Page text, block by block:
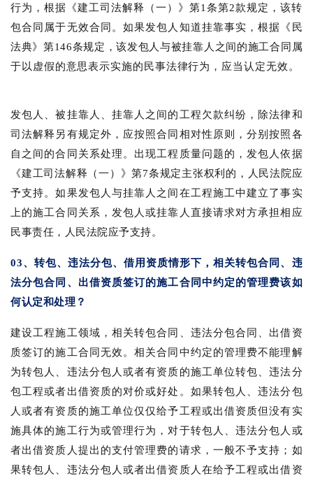
行为，根据《建工司法解释（一）》第1条第2款规定，该转
包合同属于无效合同。如果发包人知道挂靠事实，根据《民
法典》第146条规定，该发包人与被挂靠人之间的施工合同属
于以虚假的意思表示实施的民事法律行为，应当认定无效。
发包人、被挂靠人、挂靠人之间的工程欠款纠纷，除法律和
司法解释另有规定外，应按照合同相对性原则，分别按照各
自之间的合同关系处理。出现工程质量问题的，发包人依据
《建工司法解释（一）》第7条规定主张权利的，人民法院应
予支持。如果发包人与挂靠人之间在工程施工中建立了事实
上的施工合同关系，发包人或挂靠人直接请求对方承担相应
民事责任，人民法院应予支持。
03、转包、违法分包、借用资质情形下，相关转包合同、违
法分包合同、出借资质签订的施工合同中约定的管理费该如
何认定和处理？
建设工程施工领域，相关转包合同、违法分包合同、出借资
质签订的施工合同无效。相关合同中约定的管理费不能理解
为转包人、违法分包人或者有资质的施工单位转包、违法分
包工程或者出借资质的对价或好处。如果转包人、违法分包
人或者有资质的施工单位仅仅给予工程或出借资质但没有实
施具体的施工行为或管理行为，对于转包人、违法分包人或
者出借资质人提出的支付管理费的请求，一般不予支持；如
果转包人、违法分包人或者出借资质人在给予工程或出借资